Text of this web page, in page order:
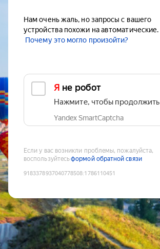
Нам очень жаль, но запросы с вашего
устройства похожи на автоматические.
Почему это могло произойти?
Я не робот
Нажмите, чтобы продолжить
Yandex SmartCaptcha
Если у вас возникли проблемы, пожалуйста,
воспользуйтесьформой обратной связи
9183378937040778508:1786110451